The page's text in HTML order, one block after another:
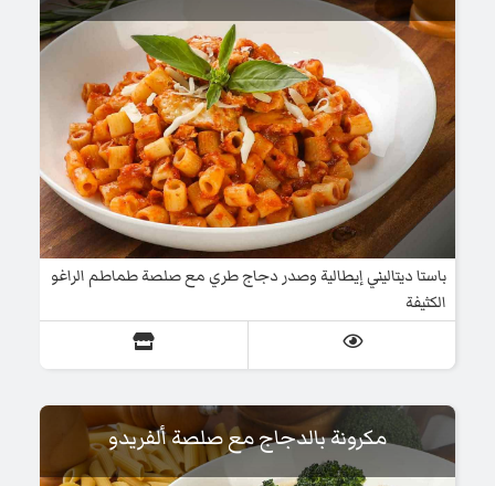
باستا ديتاليني إيطالية وصدر دجاج طري مع صلصة طماطم الراغو
الكثيفة
مكرونة بالدجاج مع صلصة ألفريدو